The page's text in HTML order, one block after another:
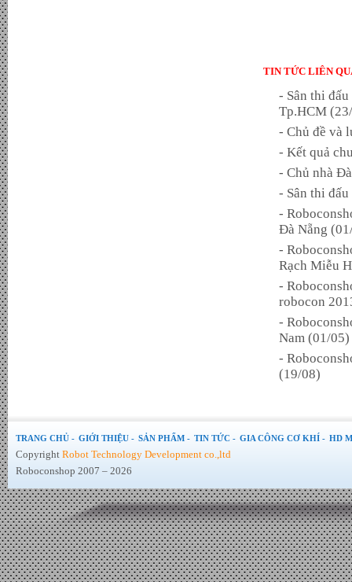
TIN TỨC LIÊN
- Sân thi
Tp.HCM
- Chủ đề và
- Kết quả
- Chủ nhà
- Sân thi
-
Đà Nẵng
-
Rạch Miễu
-
robocon
-
Nam (01/05)
-
(19/08)
TRANG CHỦ - GIỚI THIỆU - SẢN PHẨM - TIN TỨC - GIA CÔNG CƠ KHÍ - HD
Copyright Robot Technology Development co.,ltd
Roboconshop 2007 – 2026